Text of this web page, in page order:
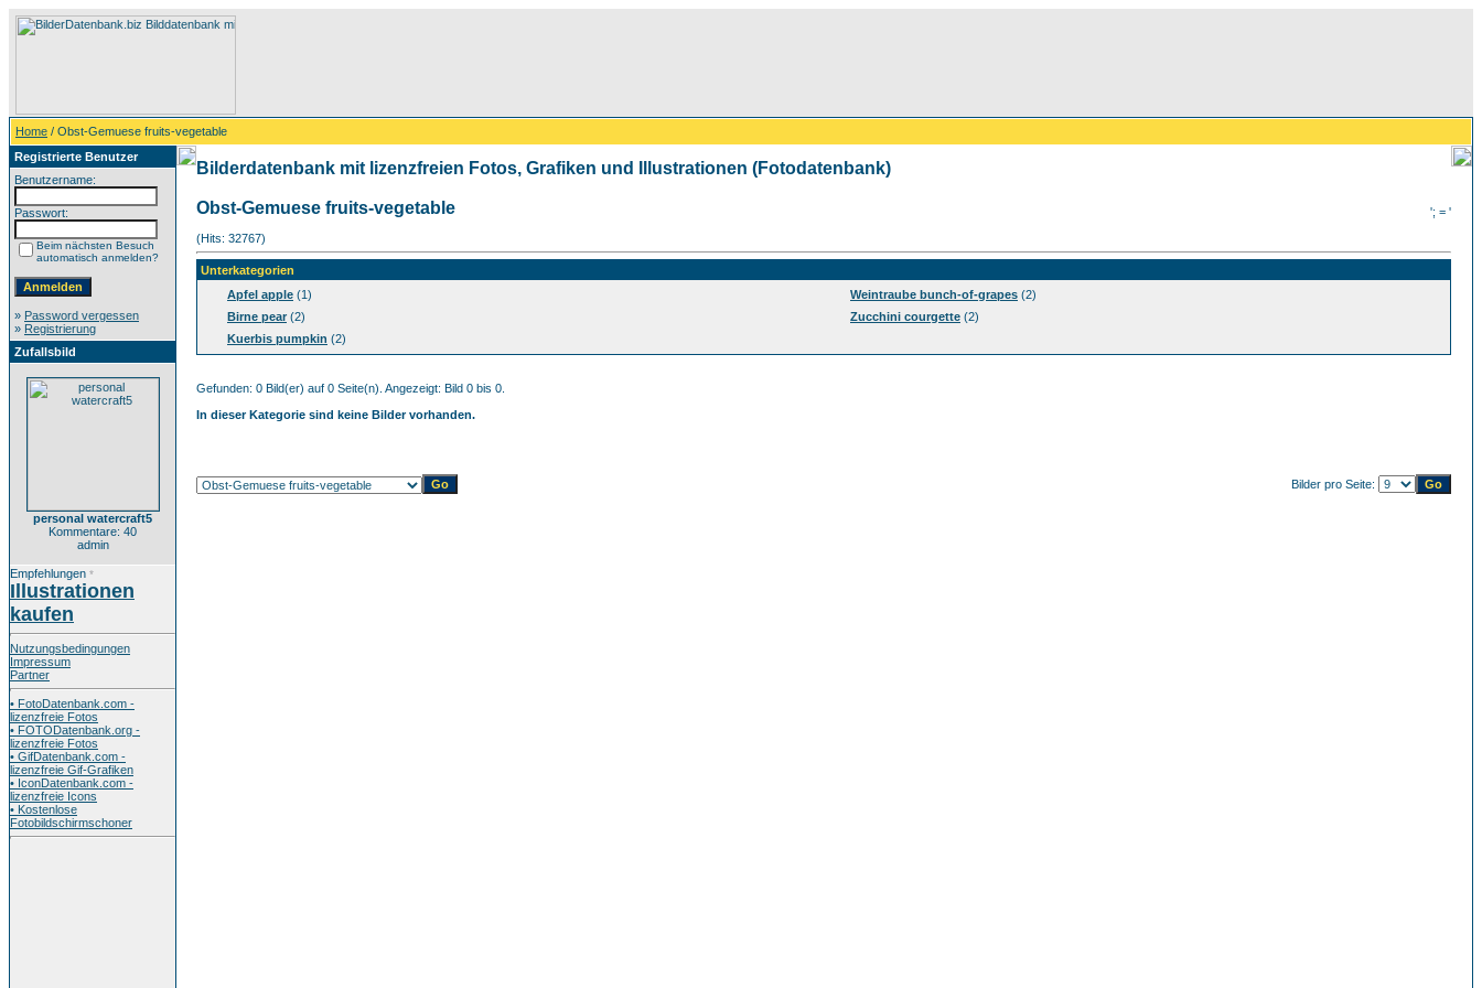
Home / Obst-Gemuese fruits-vegetable
Registrierte Benutzer
Benutzername:
Passwort:
Beim nächsten Besuch
automatisch anmelden?
» Password vergessen
» Registrierung
Zufallsbild
personal watercraft5
Kommentare: 40
admin
Empfehlungen *
Illustrationen
kaufen
Nutzungsbedingungen
Impressum
Partner
• FotoDatenbank.com -
lizenzfreie Fotos
• FOTODatenbank.org -
lizenzfreie Fotos
• GifDatenbank.com -
lizenzfreie Gif-Grafiken
• IconDatenbank.com -
lizenzfreie Icons
• Kostenlose
Fotobildschirmschoner
Bilderdatenbank mit lizenzfreien Fotos, Grafiken und Illustrationen (Fotodatenbank)
Obst-Gemuese fruits-vegetable
'; = '
(Hits: 32767)
Unterkategorien
Apfel apple (1)
Birne pear(2)
Kuerbis pumpkin (2)
Weintraube bunch-of-grapes (2)
Zucchini courgette (2)
Gefunden: 0 Bild(er) auf 0 Seite(n). Angezeigt: Bild 0 bis 0.
In dieser Kategorie sind keine Bilder vorhanden.
Bilder pro Seite: